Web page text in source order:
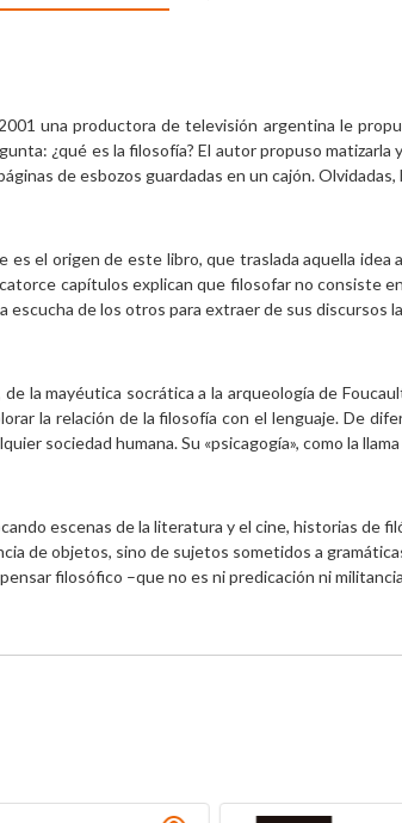
una productora de televisión argentina le
¿qué es la filosofía? El autor propuso matizarla
de esbozos guardadas en un cajón.
es el origen de este libro, que traslada aquella
capítulos explican que filosofar no consiste
escucha de los otros para extraer de sus discursos
de la mayéutica socrática a la arqueología de
la relación de la filosofía con el lenguaje. De
sociedad humana. Su «psicagogía», como la
escenas de la literatura y el cine, historias de
de objetos, sino de sujetos sometidos a
filosófico –que no es ni predicación ni